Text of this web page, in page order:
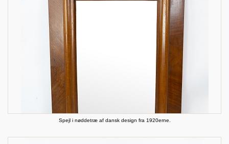
Spejl i nøddetræ af dansk design fra 1920erne.